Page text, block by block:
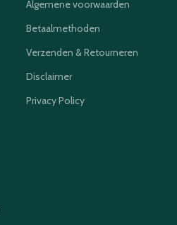
Algemene voorwaarden
Betaalmethoden
Verzenden & Retourneren
Disclaimer
Privacy Policy